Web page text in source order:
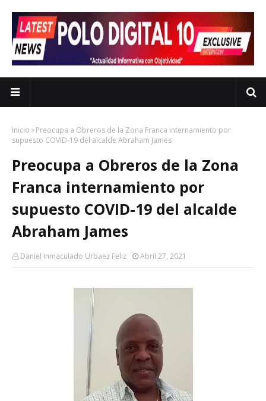
Inicio
Preocupa a Obreros de la Zona Franca internamiento por
supuesto COVID-19 del alcalde Abraham James
Preocupa a Obreros de la Zona
Franca internamiento por
supuesto COVID-19 del alcalde
Abraham James
Daniel Inmaculado Urbaez Feliz Abril 27, 2021